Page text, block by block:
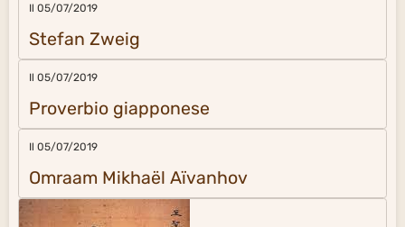
Il 05/07/2019
Stefan Zweig
Il 05/07/2019
Proverbio giapponese
Il 05/07/2019
Omraam Mikhaël Aïvanhov